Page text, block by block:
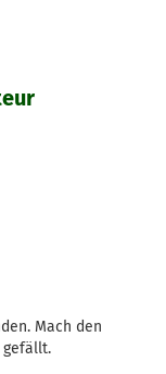
Mach den
gefällt.